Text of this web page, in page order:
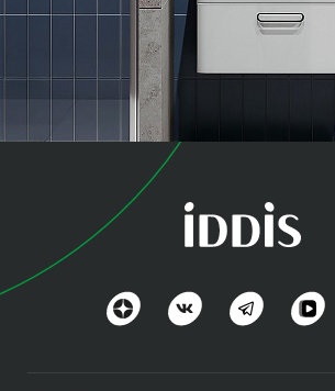
Оптима Хоум
Польза и